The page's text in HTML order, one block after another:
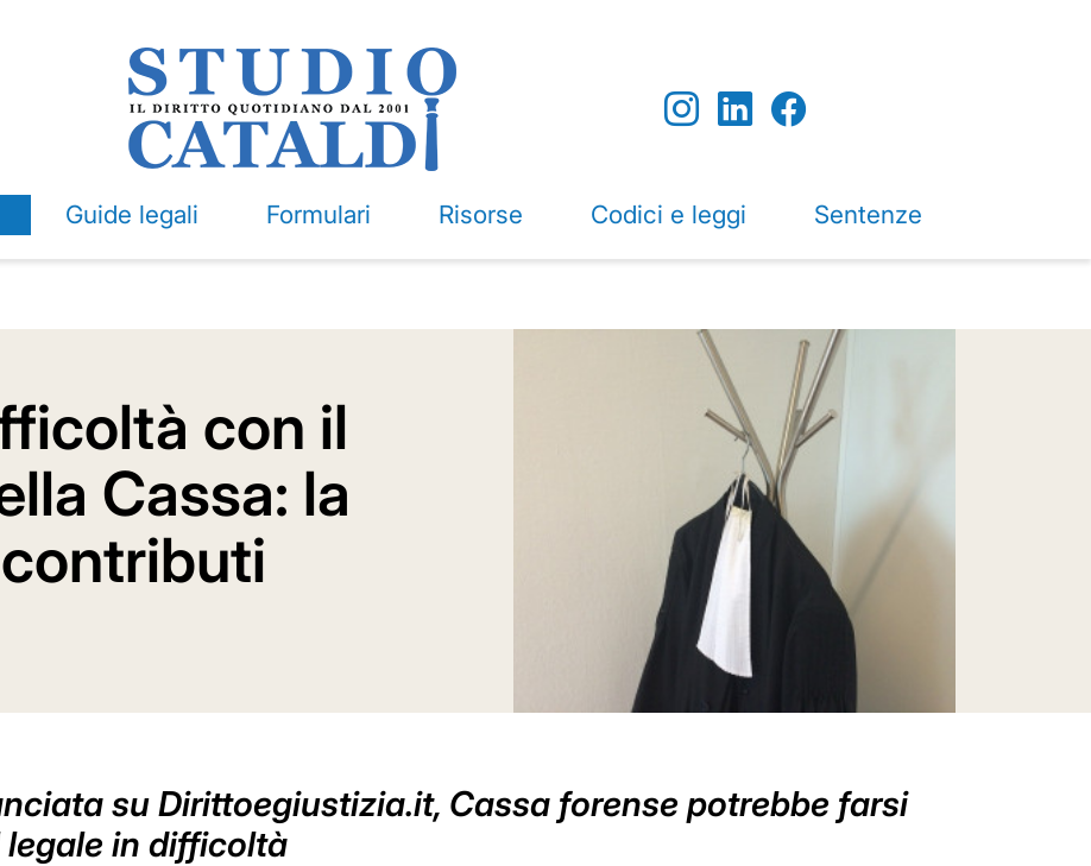
Guide legali Formulari Risorse Codici e leggi Sentenze
con il
Cassa: la
su Dirittoegiustizia.it, Cassa forense potrebbe farsi
in difficoltà